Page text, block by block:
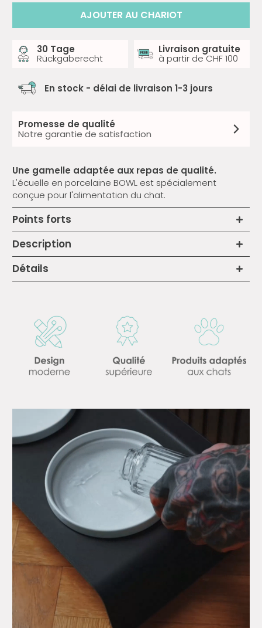
AJOUTER AU CHARIOT
30 Tage
Rückgaberecht
Livraison gratuite
à partir de CHF 100
En stock - délai de livraison 1-3 jours
Promesse de qualité
Notre garantie de satisfaction
Une gamelle adaptée aux repas de qualité.
L'écuelle en porcelaine BOWL est spécialement
conçue pour l'alimentation du chat.
Points forts
Description
Détails